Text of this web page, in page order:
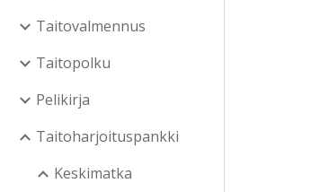
Taitovalmennus
Taitopolku
Pelikirja
Taitoharjoituspankki
Keskimatka